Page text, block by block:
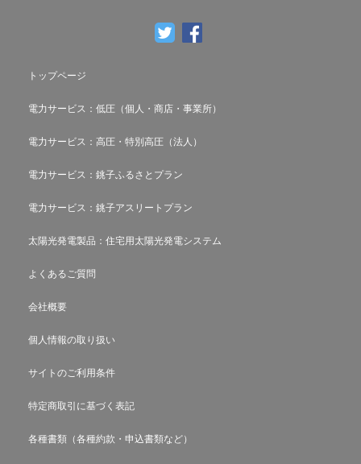
トップページ
電力サービス：低圧（個人・商店・事業所）
電力サービス：高圧・特別高圧（法人）
電力サービス：銚子ふるさとプラン
電力サービス：銚子アスリートプラン
太陽光発電製品：住宅用太陽光発電システム
よくあるご質問
会社概要
個人情報の取り扱い
サイトのご利用条件
特定商取引に基づく表記
各種書類（各種約款・申込書類など）